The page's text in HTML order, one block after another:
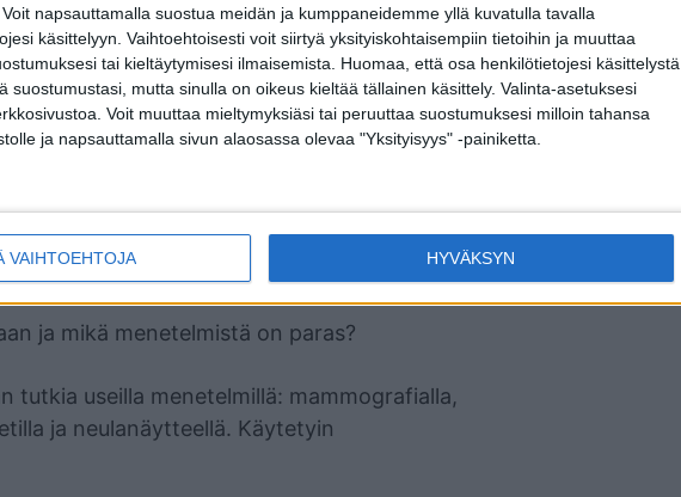
napsauttamalla suostua meidän ja kumppaneidemme yllä kuvatulla tavalla
käsittelyyn. Vaihtoehtoisesti voit siirtyä yksityiskohtaisempiin tietoihin ja muuttaa
tai kieltäytymisesi ilmaisemista. Huomaa, että osa henkilötietojesi käsittelystä
suostumustasi, mutta sinulla on oikeus kieltää tällainen käsittely. Valinta-asetuksesi
Voit muuttaa mieltymyksiäsi tai peruuttaa suostumuksesi milloin tahansa
ja napsauttamalla sivun alaosassa olevaa "Yksityisyys" -painiketta.
VAIHTOEHTOJA HYVÄKSYN
muassa perinnöllisyys, synnyttämättömyys
ylipaino, alkoholi, tupakointi, varhain
ja pitkään jatkunut hormonikorvaushoito.
on hyvälaatuisia
ja mikä menetelmistä on paras?
tutkia useilla menetelmillä: mammografialla,
ja neulanäytteellä. Käytetyin